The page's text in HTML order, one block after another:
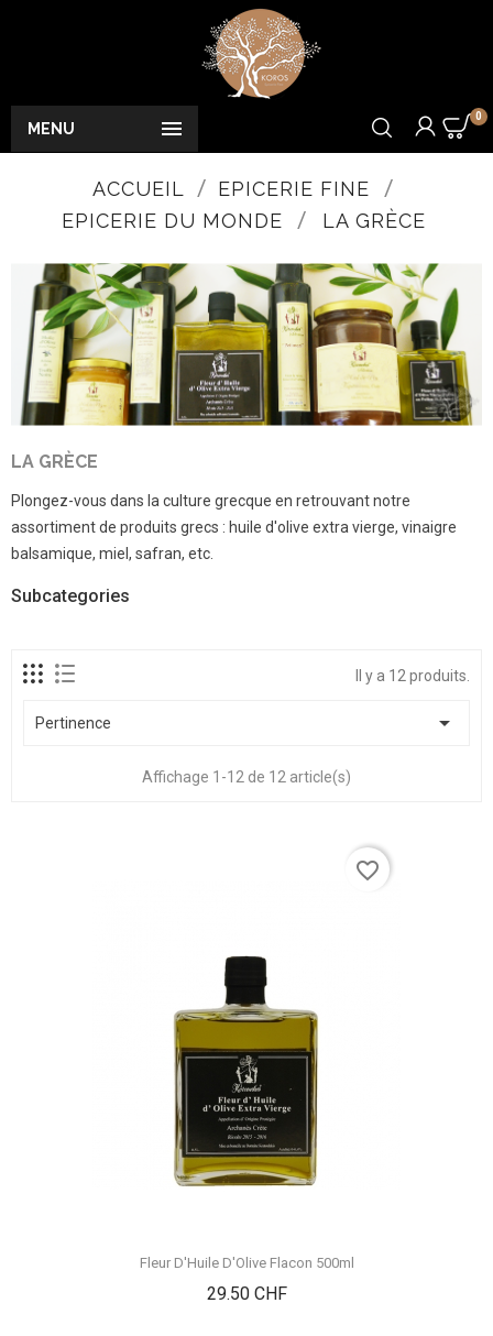

MENU
0
ACCUEIL
EPICERIE FINE
EPICERIE DU MONDE
LA GRÈCE
LA GRÈCE
Plongez-vous dans la culture grecque en retrouvant notre
assortiment de produits grecs : huile d'olive extra vierge, vinaigre
balsamique, miel, safran, etc.
Subcategories
Il y a 12 produits.
Pertinence 
Affichage 1-12 de 12 article(s)
Fleur D'Huile D'Olive Flacon 500ml
29.50 CHFPrix
favorite_border